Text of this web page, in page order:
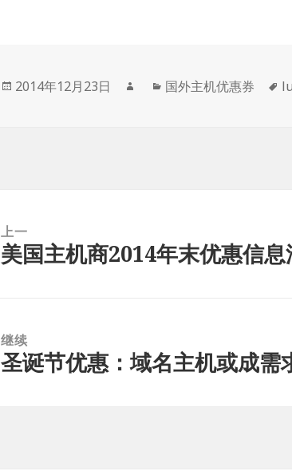
发
2014年12月23日
分
国外主机优惠券
标
上一
上
美国主机商2014年末优惠信息
继续
下
圣诞节优惠：域名主机或成需